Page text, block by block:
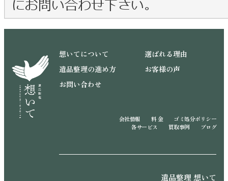
想いてについて
選ばれる理由
遺品整理の進め方
お客様の声
お問い合わせ
会社情報 料 金
ゴミ処分ポリシー
各サービス
買取事例 ブログ
遺品整理 想いて